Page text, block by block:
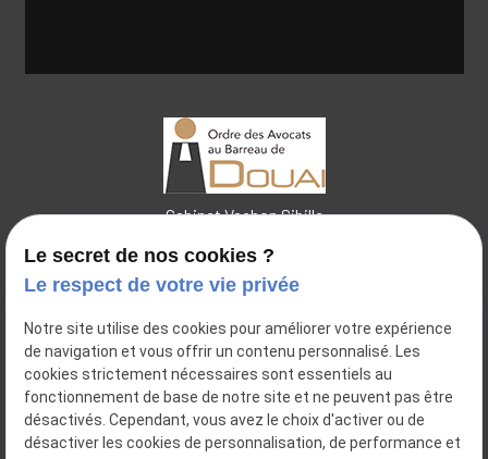
Cabinet Vachon Sibille
place
44 place Charles de Pollinchove
59500DOUAI
place
14 Bis Rue Pierre Ogée
59112ANNŒULLIN
Le secret de nos cookies ?
Le respect de votre vie privée
Notre site utilise des cookies pour améliorer votre expérience
de navigation et vous offrir un contenu personnalisé. Les
cookies strictement nécessaires sont essentiels au
fonctionnement de base de notre site et ne peuvent pas être
désactivés. Cependant, vous avez le choix d'activer ou de
désactiver les cookies de personnalisation, de performance et